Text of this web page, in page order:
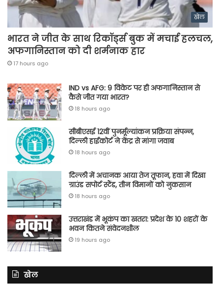
खेल
भारत ने जीत के साथ रिकॉर्ड्स बुक में मचाई हलचल,
अफगानिस्तान को दी शर्मनाक हार
17 hours ago
IND vs AFG: 9 विकेट पर ही अफगानिस्तान से
कैसे जीत गया भारत?
18 hours ago
सीबीएसई 12वीं पुनर्मूल्यांकन प्रक्रिया संपन्न,
दिल्ली हाईकोर्ट ने केंद्र से मांगा जवाब
18 hours ago
दिल्ली में अचानक आया तेज तूफान, हवा में दिखा
ग्राउंड सपोर्ट स्टैंड, तीन विमानों को नुकसान
18 hours ago
उत्तराखंड में भूकंप का खतरा: प्रदेश के 10 शहरों के
भवन कितने संवेदनशील
19 hours ago
खेल